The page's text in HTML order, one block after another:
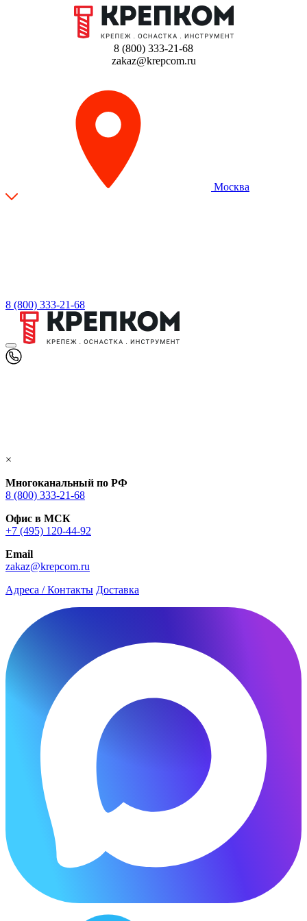
8 (800) 333-21-68
zakaz@krepcom.ru
Москва
8 (800) 333-21-68
×
Многоканальный по РФ
8 (800) 333‑21-68
Офис в МСК
+7 (495) 120-44-92
Email
zakaz@krepcom.ru
Адреса / Контакты Доставка